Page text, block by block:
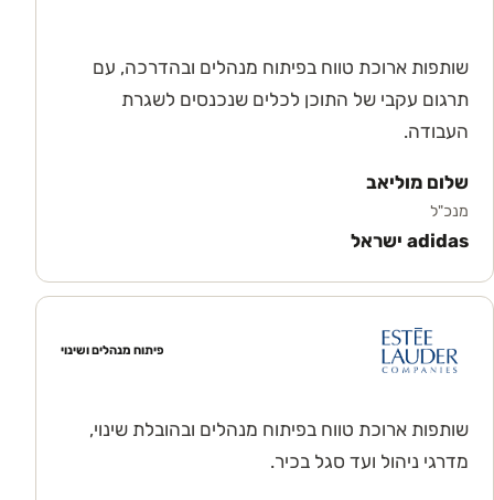
שותפות ארוכת טווח בפיתוח מנהלים ובהדרכה, עם
תרגום עקבי של התוכן לכלים שנכנסים לשגרת
העבודה.
שלום מוליאב
מנכ"ל
adidas ישראל
פיתוח מנהלים ושינוי
שותפות ארוכת טווח בפיתוח מנהלים ובהובלת שינוי,
מדרגי ניהול ועד סגל בכיר.